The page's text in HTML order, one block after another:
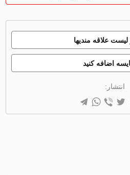
علاقه مندیها
اضافه کنید
انتشار: